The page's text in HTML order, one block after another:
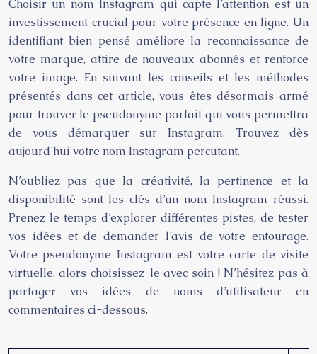
Choisir un nom Instagram qui capte l’attention est un
investissement crucial pour votre présence en ligne. Un
identifiant bien pensé améliore la reconnaissance de
votre marque, attire de nouveaux abonnés et renforce
votre image. En suivant les conseils et les méthodes
présentés dans cet article, vous êtes désormais armé
pour trouver le pseudonyme parfait qui vous permettra
de vous démarquer sur Instagram. Trouvez dès
aujourd’hui votre nom Instagram percutant.
N’oubliez pas que la créativité, la pertinence et la
disponibilité sont les clés d’un nom Instagram réussi.
Prenez le temps d’explorer différentes pistes, de tester
vos idées et de demander l’avis de votre entourage.
Votre pseudonyme Instagram est votre carte de visite
virtuelle, alors choisissez-le avec soin ! N’hésitez pas à
partager vos idées de noms d’utilisateur en
commentaires ci-dessous.